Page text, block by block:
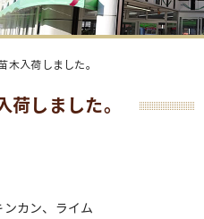
木入荷しました。
荷しました。
カン、ライム